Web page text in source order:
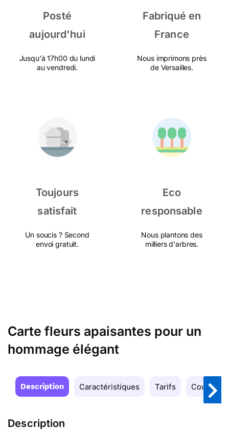
Posté
aujourd'hui
Jusqu'à 17h00 du lundi
au vendredi.
Fabriqué en
France
Nous imprimons près
de Versailles.
Toujours
satisfait
Un soucis ? Second
envoi gratuit.
Eco
responsable
Nous plantons des
milliers d'arbres.
Carte fleurs apaisantes pour un
hommage élégant
Description Caractéristiques Tarifs Couleurs
Description